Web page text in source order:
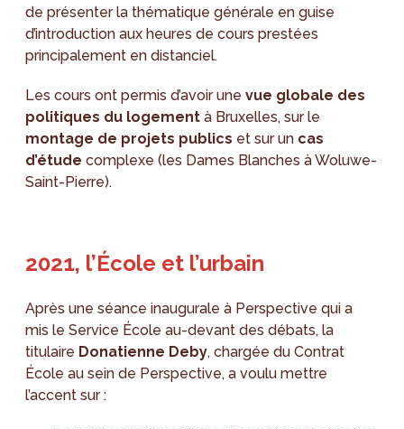
de présenter la thématique générale en guise
d’introduction aux heures de cours prestées
principalement en distanciel.
Les cours ont permis d’avoir unevue globale des
politiques du logement à Bruxelles, sur le
montage de projets publics et sur un cas
d’étude complexe (les Dames Blanches à Woluwe-
Saint-Pierre).
2021, l’École et l’urbain
Après une séance inaugurale à Perspective qui a
mis le Service École au-devant des débats, la
titulaire Donatienne Deby, chargée du Contrat
École au sein de Perspective, a voulu mettre
l’accent sur :